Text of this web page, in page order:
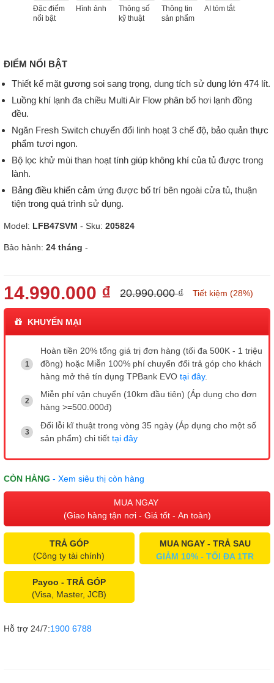
Đặc điểm
nổi bật
Hình ảnh
Thông số
kỹ thuật
Thông tin
sản phẩm
AI tóm tắt
ĐIỂM NỔI BẬT
Thiết kế mặt gương soi sang trọng, dung tích sử dụng lớn 474 lít.
Luồng khí lạnh đa chiều Multi Air Flow phân bổ hơi lạnh đồng
đều.
Ngăn Fresh Switch chuyển đổi linh hoạt 3 chế độ, bảo quản thực
phẩm tươi ngon.
Bộ lọc khử mùi than hoạt tính giúp không khí của tủ được trong
lành.
Bảng điều khiển cảm ứng được bố trí bên ngoài cửa tủ, thuận
tiện trong quá trình sử dụng.
Model: LFB47SVM - Sku: 205824
Bảo hành: 24 tháng -
14.990.000 ₫ 20.990.000 ₫ Tiết kiệm (28%)
KHUYẾN MẠI
Hoàn tiền 20% tổng giá trị đơn hàng (tối đa 500K - 1 triệu
đồng) hoặc Miễn 100% phí chuyển đổi trả góp cho khách
hàng mở thẻ tín dụng TPBank EVO tại đây.
Miễn phí vận chuyển (10km đầu tiên) (Áp dụng cho đơn
hàng >=500.000đ)
Đổi lỗi kĩ thuật trong vòng 35 ngày (Áp dụng cho một số
sản phẩm) chi tiết tại đây
CÒN HÀNG - Xem siêu thị còn hàng
MUA NGAY
(Giao hàng tận nơi - Giá tốt - An toàn)
TRẢ GÓP
(Công ty tài chính)
MUA NGAY - TRẢ SAU
GIẢM 10% - TỐI ĐA 1TR
Payoo - TRẢ GÓP
(Visa, Master, JCB)
Hỗ trợ 24/7:1900 6788